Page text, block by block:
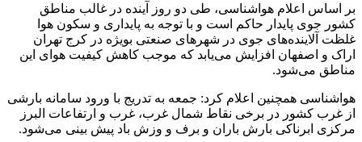
بر اساس اعلام هواشناسی، طی دو روز آینده در غالب مناطق
کشور جوی پایدار حاکم است و با توجه به پایداری و سکون هوا
غلظت آلاینده‌های جوی در شهرهای صنعتی بویژه در کرج تهران
اراک و اصفهان افزایش می‌یابد که موجب کاهش کیفیت هوای این
مناطق می‌شود.
هواشناسی همچنین اعلام کرد: جمعه به تدریج با ورود سامانه بارشی
از غرب کشور در برخی نقاط شمال غرب، غرب و ارتفاعات البرز
مرکزی ابرناکی بارش باران و برف و وزش باد پیش بینی می‌شود.